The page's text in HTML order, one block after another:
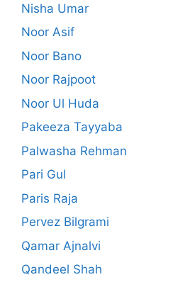
Nisha Umar
Noor Asif
Noor Bano
Noor Rajpoot
Noor Ul Huda
Pakeeza Tayyaba
Palwasha Rehman
Pari Gul
Paris Raja
Pervez Bilgrami
Qamar Ajnalvi
Qandeel Shah